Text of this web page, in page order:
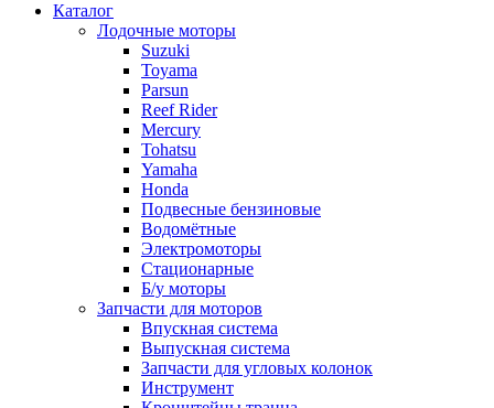
Каталог
Лодочные моторы
Suzuki
Toyama
Parsun
Reef Rider
Mercury
Tohatsu
Yamaha
Honda
Подвесные бензиновые
Водомётные
Электромоторы
Стационарные
Б/у моторы
Запчасти для моторов
Впускная система
Выпускная система
Запчасти для угловых колонок
Инструмент